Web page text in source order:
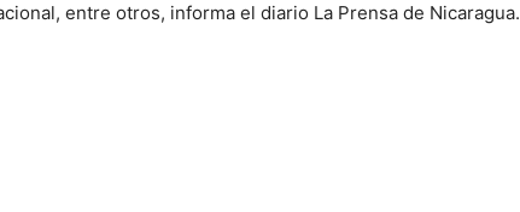
entre otros, informa el diario La Prensa de Nicaragua.